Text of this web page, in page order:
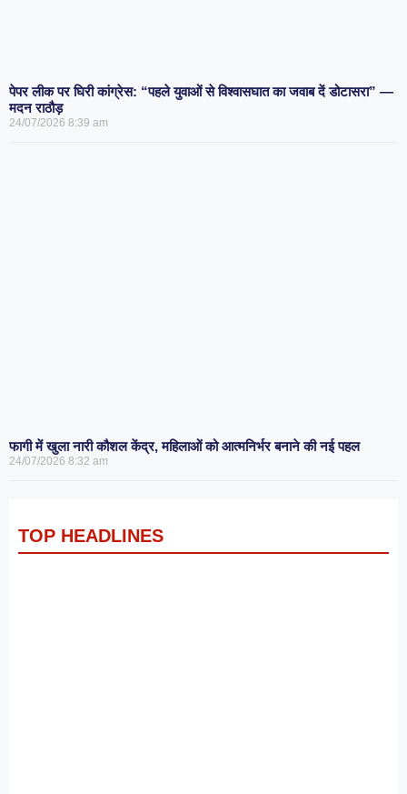
पेपर लीक पर घिरी कांग्रेस: “पहले युवाओं से विश्वासघात का जवाब दें डोटासरा” —
मदन राठौड़
24/07/2026 8:39 am
फागी में खुला नारी कौशल केंद्र, महिलाओं को आत्मनिर्भर बनाने की नई पहल
24/07/2026 8:32 am
TOP HEADLINES